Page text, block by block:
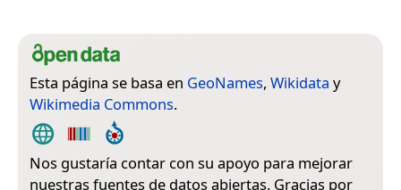
Esta página se basa en GeoNames, Wikidata y
Wikimedia Commons.
Nos gustaría contar con su apoyo para mejorar
nuestras fuentes de datos abiertas. Gracias por